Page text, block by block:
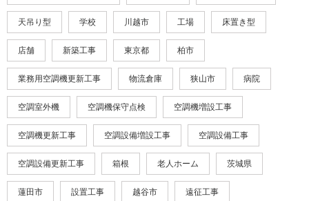
天吊り型 学校 川越市 工場 床置き型
店舗 新築工事 東京都 柏市
業務用空調機更新工事 物流倉庫 狭山市 病院
空調室外機 空調機保守点検 空調機増設工事
空調機更新工事 空調設備増設工事 空調設備工事
空調設備更新工事 箱根 老人ホーム 茨城県
蓮田市 設置工事 越谷市 遠征工事